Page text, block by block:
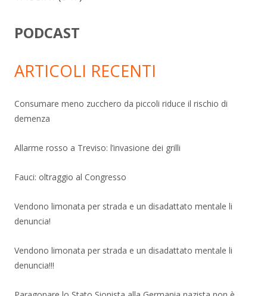
PODCAST
ARTICOLI RECENTI
Consumare meno zucchero da piccoli riduce il rischio di
demenza
Allarme rosso a Treviso: l’invasione dei grilli
Fauci: oltraggio al Congresso
Vendono limonata per strada e un disadattato mentale li
denuncia!
Vendono limonata per strada e un disadattato mentale li
denuncia!!!